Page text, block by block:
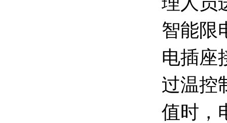
智能限
电插座
过温控
值时，